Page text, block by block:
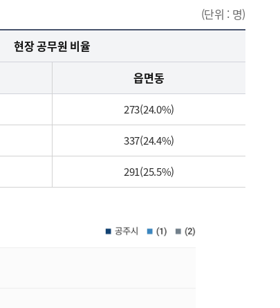
(단위 : 명)
현장 공무원 비율
읍면동
273(24.0%)
337(24.4%)
291(25.5%)